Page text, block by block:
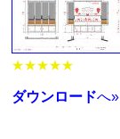
★★★★★
ダウンロードへ»